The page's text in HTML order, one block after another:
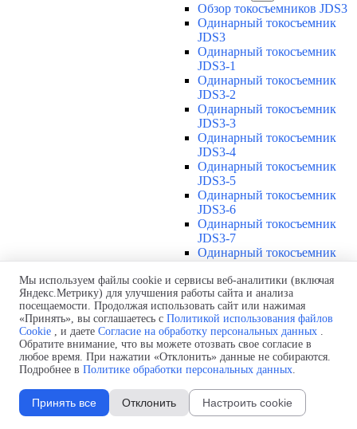
Обзор токосъемников JDS3
Одинарный токосъемник
JDS3
Одинарный токосъемник
JDS3-1
Одинарный токосъемник
JDS3-2
Одинарный токосъемник
JDS3-3
Одинарный токосъемник
JDS3-4
Одинарный токосъемник
JDS3-5
Одинарный токосъемник
JDS3-6
Одинарный токосъемник
JDS3-7
Одинарный токосъемник
Одинарный токосъемник
JDS3-9
Одинарный токосъемник
JDS3-10
Одинарный токосъемник
JDS3-11
Одинарный токосъемник
Соединения U12
Защитная оболочка для
Мы используем файлы cookie и сервисы веб-аналитики (включая
Яндекс.Метрику) для улучшения работы сайта и анализа
посещаемости. Продолжая использовать сайт или нажимая
«Принять», вы соглашаетесь с Политикой использования файлов
Cookie , и даете Согласие на обработку персональных данных .
Обратите внимание, что вы можете отозвать свое согласие в
любое время. При нажатии «Отклонить» данные не собираются.
Подробнее в Политике обработки персональных данных.
Принять все Отклонить Настроить cookie